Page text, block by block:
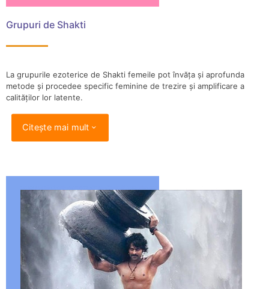
Grupuri de Shakti
La grupurile ezoterice de Shakti femeile pot învăța și aprofunda
metode și procedee specific feminine de trezire și amplificare a
calităților lor latente.
Citește mai mult